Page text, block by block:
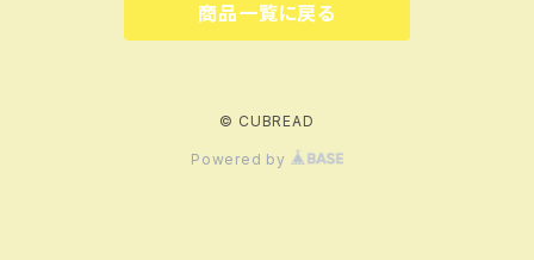
商品一覧に戻る
© CUBREAD
Powered by